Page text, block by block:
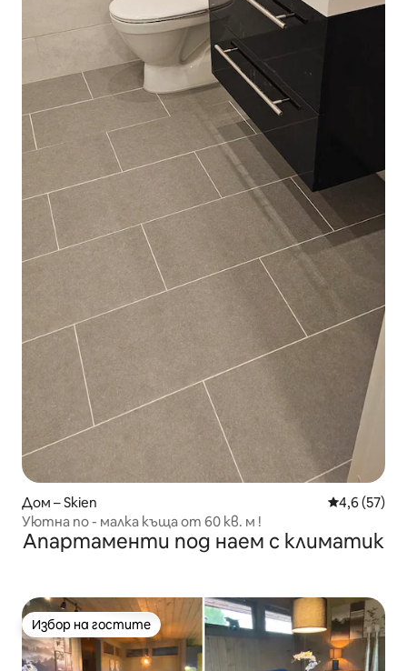
Дом – Skien Средна
4,6 (57)
Уютна по - малка къща от 60 кв. м !
Апартаменти под наем с климатик
Избор на гостите
Избор на гостите